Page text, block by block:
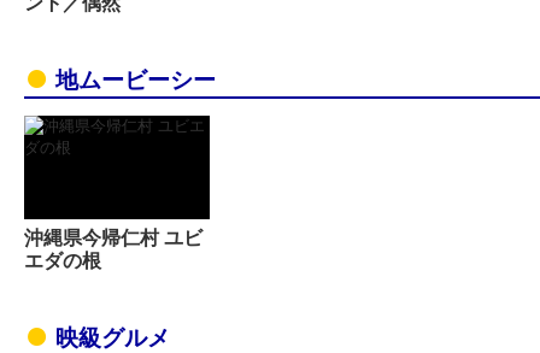
地ムービーシー
沖縄県今帰仁村 ユビ
エダの根
映級グルメ